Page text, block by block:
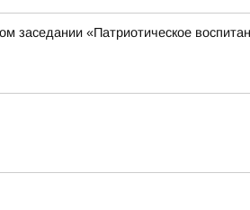
заседании «Патриотическое